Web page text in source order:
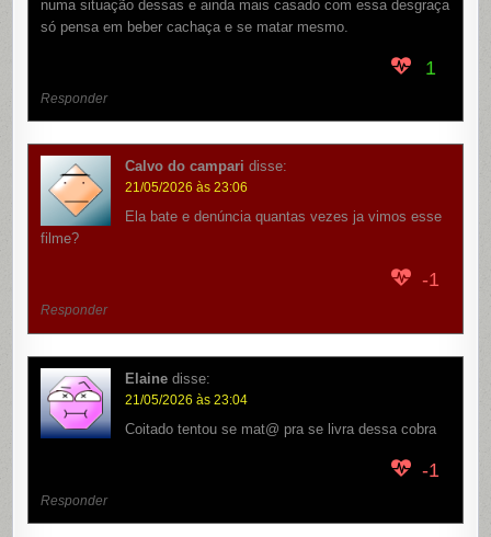
numa situação dessas e ainda mais casado com essa desgraça
só pensa em beber cachaça e se matar mesmo.
1
Responder
Calvo do campari disse:
21/05/2026 às 23:06
Ela bate e denúncia quantas vezes ja vimos esse
filme?
-1
Responder
Elaine disse:
21/05/2026 às 23:04
Coitado tentou se mat@ pra se livra dessa cobra
-1
Responder